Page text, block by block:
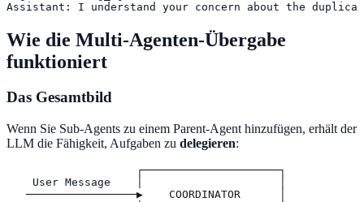
Assistant: I understand your concern about the
Wie die Multi-Agenten-Übergabe
funktioniert
Das Gesamtbild
Wenn Sie Sub-Agents zu einem Parent-Agent hinzufügen, erhält der
LLM die Fähigkeit, Aufgaben zu delegieren:
                    ┌─────────────────────┐
    User Message    │                     │
   ─────────────────▶    COORDINATOR      │